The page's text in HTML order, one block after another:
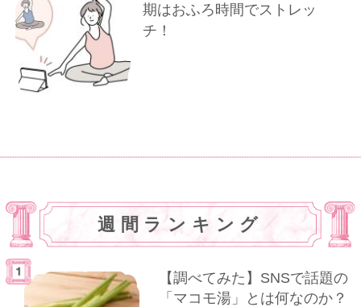
期はおふろ時間でストレッ
チ！
週間ランキング
【調べてみた】SNSで話題の
「マコモ湯」とは何なのか？